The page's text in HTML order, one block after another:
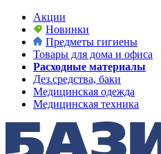
Акции
Новинки
Предметы гигиены
Товары для дома и офиса
Расходные материалы
Дез.средства, баки
Медицинская одежда
Медицинская техника